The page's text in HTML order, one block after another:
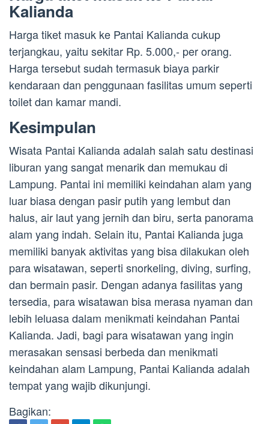
Kalianda
Harga tiket masuk ke Pantai Kalianda cukup
terjangkau, yaitu sekitar Rp. 5.000,- per orang.
Harga tersebut sudah termasuk biaya parkir
kendaraan dan penggunaan fasilitas umum seperti
toilet dan kamar mandi.
Kesimpulan
Wisata Pantai Kalianda adalah salah satu destinasi
liburan yang sangat menarik dan memukau di
Lampung. Pantai ini memiliki keindahan alam yang
luar biasa dengan pasir putih yang lembut dan
halus, air laut yang jernih dan biru, serta panorama
alam yang indah. Selain itu, Pantai Kalianda juga
memiliki banyak aktivitas yang bisa dilakukan oleh
para wisatawan, seperti snorkeling, diving, surfing,
dan bermain pasir. Dengan adanya fasilitas yang
tersedia, para wisatawan bisa merasa nyaman dan
lebih leluasa dalam menikmati keindahan Pantai
Kalianda. Jadi, bagi para wisatawan yang ingin
merasakan sensasi berbeda dan menikmati
keindahan alam Lampung, Pantai Kalianda adalah
tempat yang wajib dikunjungi.
Bagikan: